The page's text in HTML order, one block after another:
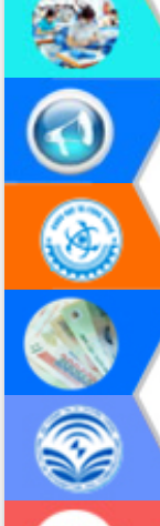
Quyết liệt tháo gỡ vướng
nhanh tiến độ các dự
trong Khu kinh tế Nam
Hòn Yến phát triển du
tồn biển
Lấy ý kiến điều chỉnh
Đắk Lắk thời kỳ 2021-
đến năm 2050
Phát động chiến dịch 30
giải phóng mặt bằng
ven biển
Đắk Lắk nỗ lực thúc đẩy
kinh tế từ 10% trở lên
II/2026
Đắk Lắk ký kết thỏa
chuyển đổi số giai đoạn
với Tập đoàn Bưu chính
Việt Nam
Thứ trưởng Bộ Y tế làm
Đắk Lắk về phát triển
cho trạm y tế cấp xã
Du lịch Đắk Lắk nâng